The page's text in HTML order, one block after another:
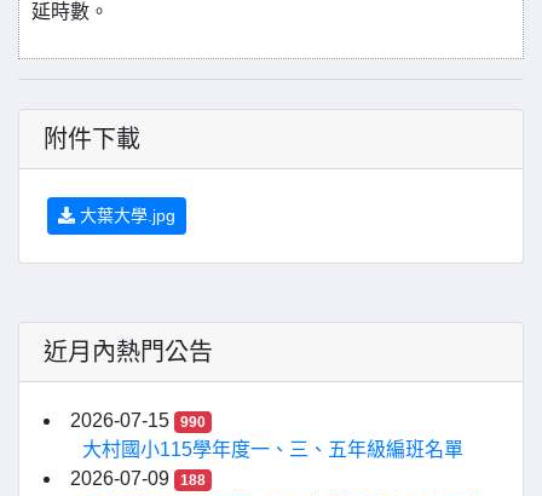
延時數。
附件下載
大葉大學.jpg
近月內熱門公告
2026-07-15 990
大村國小115學年度一、三、五年級編班名單
2026-07-09
188